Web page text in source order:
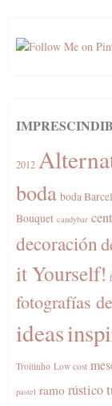
2012
boda boda
Bouquet candybar
decoración
it Yourself!
fotografías
ideas
Troitinho Low cost
pastel ramo rústico